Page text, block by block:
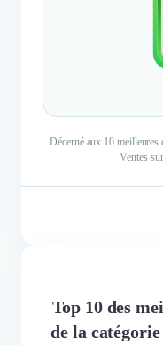
Décerné aux 10
Ventes
Top 10 des
de la